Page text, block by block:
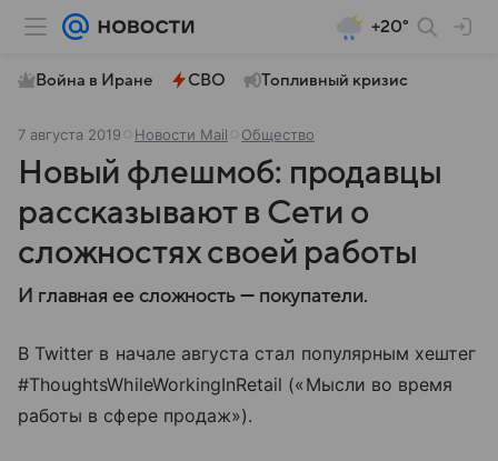
+20°
Война в Иране СВО Топливный кризис
7 августа 2019 Новости Mail Общество
Новый флешмоб: продавцы
рассказывают в Сети о
сложностях своей работы
И главная ее сложность — покупатели.
В Twitter в начале августа стал популярным хештег
#ThoughtsWhileWorkingInRetail («Мысли во время
работы в сфере продаж»).